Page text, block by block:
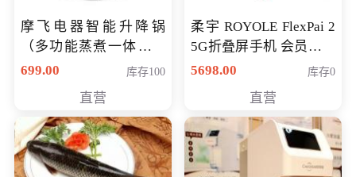
摩飞电器智能升降锅
（多功能蒸煮一体锅）
（智能升降养生锅） 会
699.00 库存100
直营
柔宇 ROYOLE FlexPai 2
5G折叠屏手机 会员专享
购买价格 4998元
5698.00 库存0
直营